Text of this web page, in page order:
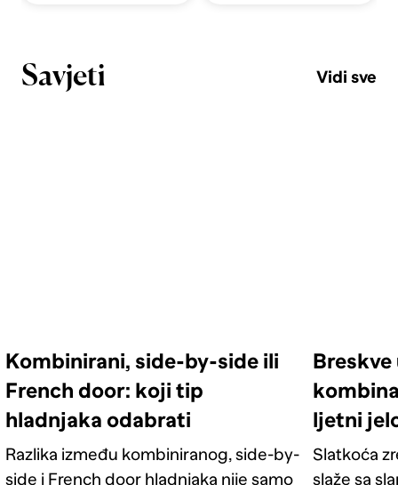
Savjeti Vidi sve
Kombinirani, side-by-side ili
French door: koji tip
hladnjaka odabrati
Razlika između kombiniranog, side-by-
side i French door hladnjaka nije samo
ljetni
Slatkoća
slaže sa